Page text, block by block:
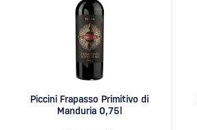
Piccini Frapasso Primitivo di
Manduria 0,75l